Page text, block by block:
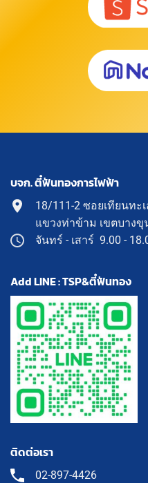
บจก. ตี๋ฟันทองการไฟฟ้า
18/111-2 ซอยเทียนทะ
แขวงท่าข้าม เขตบางขุ
จันทร์ - เสาร์ 9.00 -
Add LINE : TSP&ตี๋ฟันทอง
ติดต่อเรา
02-897-4426